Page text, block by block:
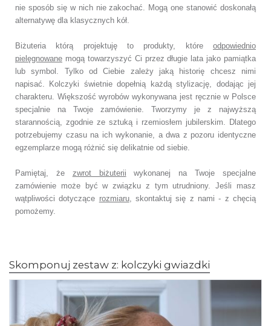
nie sposób się w nich nie zakochać. Mogą one stanowić doskonałą
alternatywę dla klasycznych kół.
Biżuteria którą projektuję to produkty, które odpowiednio
pielęgnowane mogą towarzyszyć Ci przez długie lata jako pamiątka
lub symbol. Tylko od Ciebie zależy jaką historię chcesz nimi
napisać.
Kolczyki świetnie dopełnią każdą stylizację, dodając jej
charakteru. Większość wyrobów wykonywana jest ręcznie w Polsce
specjalnie na Twoje zamówienie. Tworzymy je z najwyższą
starannością, zgodnie ze sztuką i rzemiosłem jubilerskim. Dlatego
potrzebujemy czasu na ich wykonanie, a dwa z pozoru identyczne
egzemplarze mogą różnić się delikatnie od siebie.
Pamiętaj, że zwrot biżuterii wykonanej na Twoje specjalne
zamówienie może być w związku z tym utrudniony. Jeśli masz
wątpliwości dotyczące rozmiaru,skontaktuj się z nami - z chęcią
pomożemy.
Skomponuj zestaw z: kolczyki gwiazdki